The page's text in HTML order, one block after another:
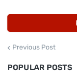
Previous Post
POPULAR POSTS